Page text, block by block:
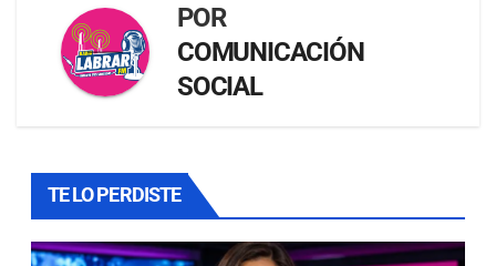
POR
COMUNICACIÓN
SOCIAL
TE LO PERDISTE